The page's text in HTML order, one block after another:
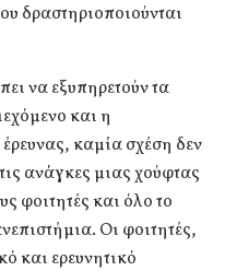
δραστηριοποιούνται
να εξυπηρετούν τα
και η
καμία σχέση δεν
ανάγκες μιας χούφτας
φοιτητές και όλο το
Οι φοιτητές,
και ερευνητικό